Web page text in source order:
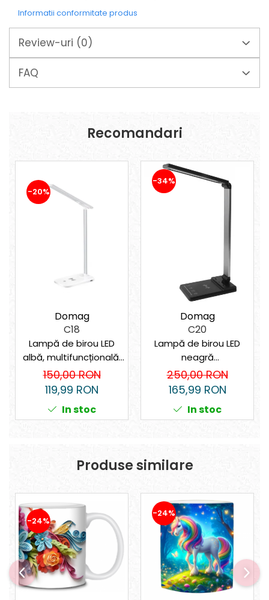
Tirbușoane și deschizătoare de
Trimmere
Trusă tubulare
Unelte pentru grădină
Motoforeze și Burghie de Pământ
Informatii conformitate produs
Review-uri (0)
FAQ
Recomandari
-20%
Domag
C18
Lampă de birou LED
albă, multifuncțională,
pliabilă cu încărcător
wireless, modernă,
pentru dormitor, birou
și living.
150,00 RON
119,99 RON
In stoc
-34%
Domag
C20
Lampă de birou LED
neagră
multifuncțională cu
încărcare USB și
încărcător wireless
rapid de 15W, control
250,00 RON
165,99 RON
In stoc
Produse similare
-24%
-24%